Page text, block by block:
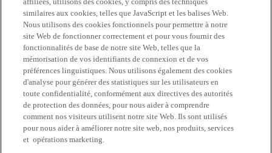
similaires aux cookies, telles que JavaScript et les balises Web.
Nous utilisons des cookies fonctionnels pour permettre à notre
site Web de fonctionner correctement et pour vous fournir des
fonctionnalités de base de notre site Web, telles que la
mémorisation de vos identifiants de connexion et de vos
préférences linguistiques. Nous utilisons également des cookies
d'analyse pour générer des statistiques sur les utilisateurs en
toute confidentialité, conformément aux directives des autorités
de protection des données, pour nous aider à comprendre
comment nos visiteurs utilisent notre site Web. Ils sont utilisés
pour nous aider à améliorer notre site web, nos produits, services
et opérations marketing.